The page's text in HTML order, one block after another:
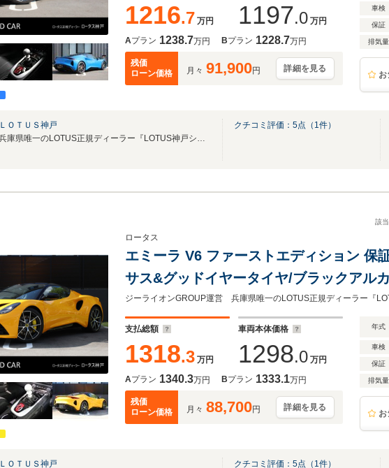
1216.7 万円 1197.0 万円
Aプラン 1238.7万円 Bプラン 1228.7万円
残価
ローン価格
月々 91,900円 詳細を見る
車検
保証
排気量
ＬＯＴＵＳ神戸
兵庫県唯一のLOTUS正規ディーラー『LOTUS神戸ショールーム』 ジーライオンGROUP運営
クチコミ評価： 5点（ 1件）
該
ロータス
エミーラ V6 ファーストエディション 保
サス&グッドイヤータイヤ/ブラックアル
TDCマーク&ブラックステッチ/イエロー
カットホイール/KEFサウンド
支払総額
1318.3 万円
車両本体価格
1298.0 万円
Aプラン 1340.3万円 Bプラン 1333.1万円
残価
ローン価格
月々 88,700円 詳細を見る
年式
車検
保証
排気量
ＬＯＴＵＳ神戸
クチコミ評価： 5点（ 1件）